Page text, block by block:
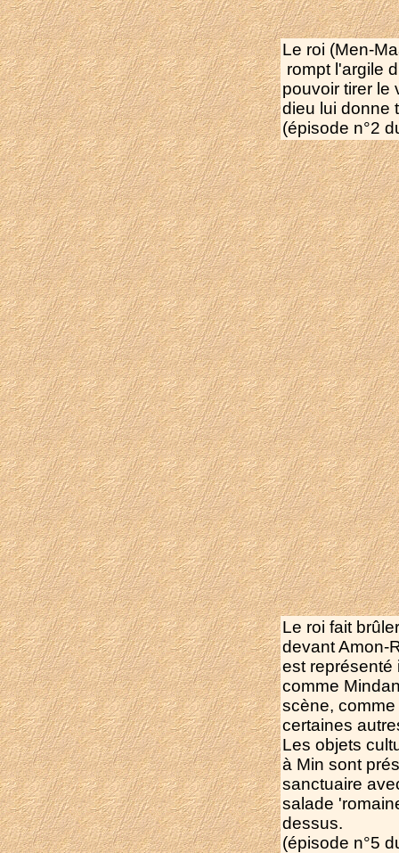
Le roi (Men-
rompt l'argile
pouvoir tirer le
dieu lui donne
(épisode n°2
Le roi fait
devant Amon-
est représenté
comme
scène,
certaines
Les objets
à Min sont
sanctuaire
salade
dessus.
(épisode n°5